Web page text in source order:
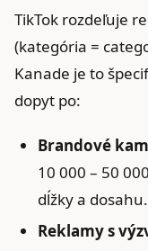
TikTok rozdeľuje
(kategória =
Kanade je to
dopyt po:
Brandové
10 000 – 50
dĺžky a dosahu.
Reklamy s